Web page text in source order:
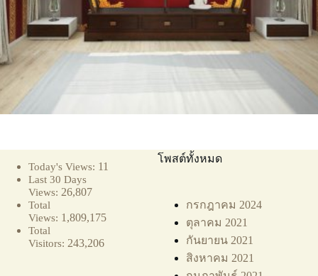
Today's Views: 11
Last 30 Days
Views: 26,807
Total
Views: 1,809,175
Total
Visitors: 243,206
โพสต์ทั้งหมด
กรกฎาคม 2024
ตุลาคม 2021
กันยายน 2021
สิงหาคม 2021